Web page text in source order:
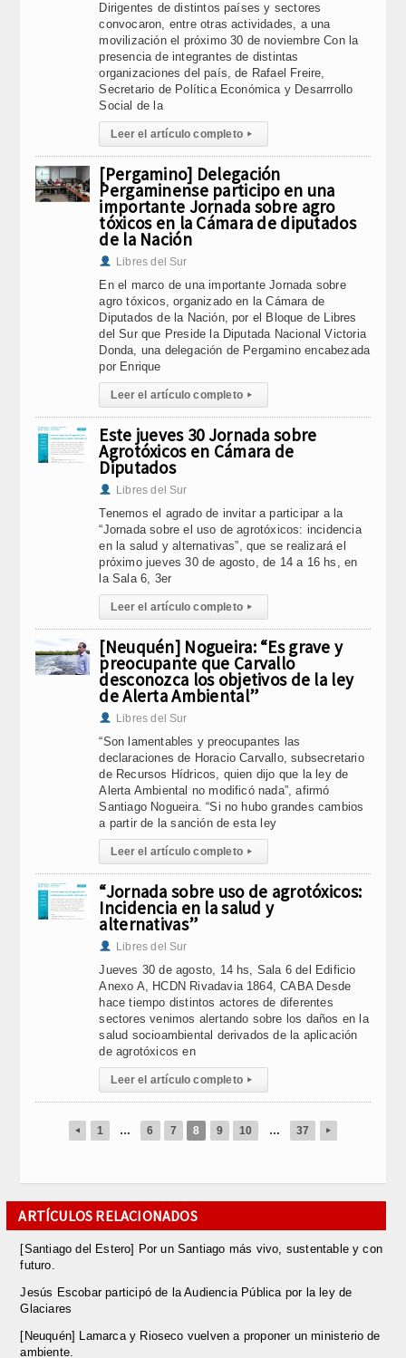
Dirigentes de distintos países y sectores
convocaron, entre otras actividades, a una
movilización el próximo 30 de noviembre Con la
presencia de integrantes de distintas
organizaciones del país, de Rafael Freire,
Secretario de Política Económica y Desarrrollo
Social de la
Leer el artículo completo ▸
[Pergamino] Delegación
Pergaminense participo en una
importante Jornada sobre agro
tóxicos en la Cámara de diputados
de la Nación
Libres del Sur
En el marco de una importante Jornada sobre
agro tóxicos, organizado en la Cámara de
Diputados de la Nación, por el Bloque de Libres
del Sur que Preside la Diputada Nacional Victoria
Donda, una delegación de Pergamino encabezada
por Enrique
Leer el artículo completo ▸
Este jueves 30 Jornada sobre
Agrotóxicos en Cámara de
Diputados
Libres del Sur
Tenemos el agrado de invitar a participar a la
“Jornada sobre el uso de agrotóxicos: incidencia
en la salud y alternativas”, que se realizará el
próximo jueves 30 de agosto, de 14 a 16 hs, en
la Sala 6, 3er
Leer el artículo completo ▸
[Neuquén] Nogueira: “Es grave y
preocupante que Carvallo
desconozca los objetivos de la ley
de Alerta Ambiental”
Libres del Sur
“Son lamentables y preocupantes las
declaraciones de Horacio Carvallo, subsecretario
de Recursos Hídricos, quien dijo que la ley de
Alerta Ambiental no modificó nada”, afirmó
Santiago Nogueira. “Si no hubo grandes cambios
a partir de la sanción de esta ley
Leer el artículo completo ▸
“Jornada sobre uso de agrotóxicos:
Incidencia en la salud y
alternativas”
Libres del Sur
Jueves 30 de agosto, 14 hs, Sala 6 del Edificio
Anexo A, HCDN Rivadavia 1864, CABA Desde
hace tiempo distintos actores de diferentes
sectores venimos alertando sobre los daños en la
salud socioambiental derivados de la aplicación
de agrotóxicos en
Leer el artículo completo ▸
◂ 1 … 6 7 8 9 10 … 37 ▸
ARTÍCULOS RELACIONADOS
[Santiago del Estero] Por un Santiago más vivo, sustentable y con
futuro.
Jesús Escobar participó de la Audiencia Pública por la ley de
Glaciares
[Neuquén] Lamarca y Rioseco vuelven a proponer un ministerio de
ambiente.